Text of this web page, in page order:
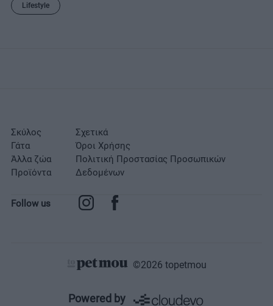
Lifestyle
Σκύλος
Γάτα
Άλλα ζώα
Προϊόντα
Σχετικά
Όροι Χρήσης
Πολιτική Προστασίας Προσωπικών
Δεδομένων
Follow us
©2026 topetmou
Powered by